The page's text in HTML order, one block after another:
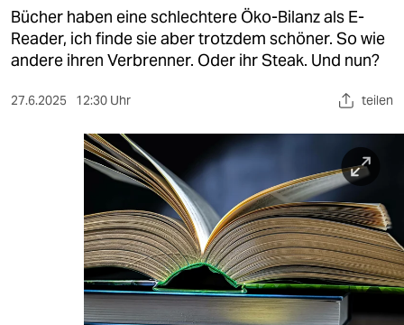
sport
berlin
nord
wahrheit
veranstaltungen
fragen & hilfe
Bücher haben eine schlechtere Öko-Bilanz als E-
Reader, ich finde sie aber trotzdem schöner. So wie
andere ihren Verbrenner. Oder ihr Steak. Und nun?
27.6.2025 12:30 Uhr teilen